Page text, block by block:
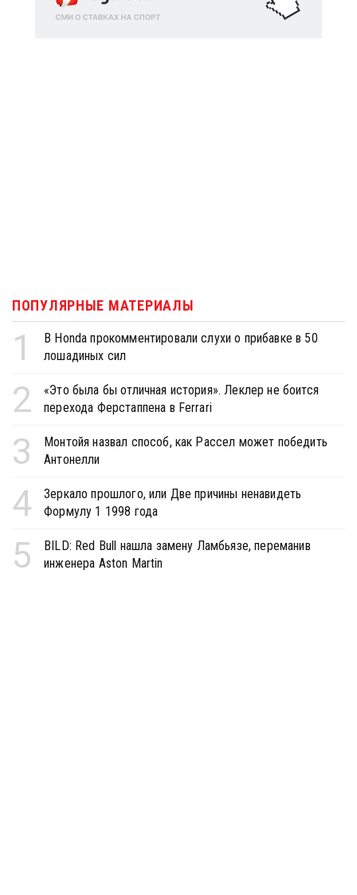
ПОПУЛЯРНЫЕ МАТЕРИАЛЫ
1
В Honda прокомментировали слухи о прибавке в 50
лошадиных сил
2
«Это была бы отличная история». Леклер не боится
перехода Ферстаппена в Ferrari
3
Монтойя назвал способ, как Рассел может победить
Антонелли
4
Зеркало прошлого, или Две причины ненавидеть
Формулу 1 1998 года
5
BILD: Red Bull нашла замену Ламбьязе, переманив
инженера Aston Martin